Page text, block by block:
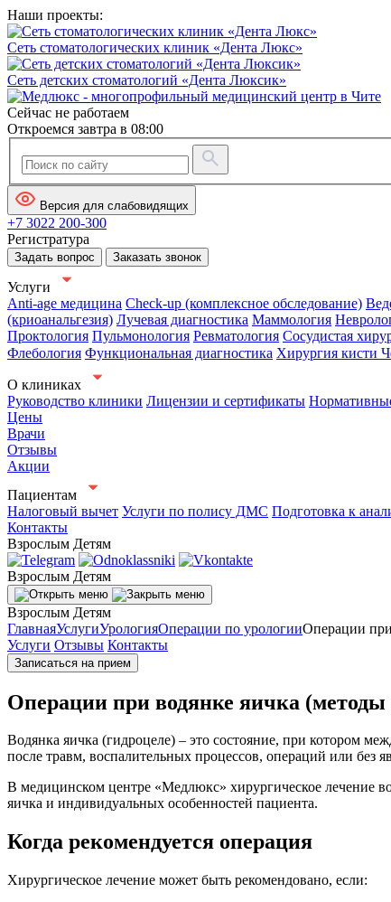
Наши проекты:
Сеть стоматологических клиник «Дента Люкс»
Сеть детских стоматологий «Дента Люксик»
Сейчас не работаем
Откроемся завтра в 08:00
Версия для слабовидящих
+7 3022 200-300
Регистратура
Задать вопрос Заказать звонок
Услуги
Anti-age медицина Check-up (комплексное обследование)
(криоанальгезия) Лучевая диагностика Маммология
Проктология Пульмонология Ревматология Сосудистая
Флебология Функциональная диагностика Хирургия кисти
О клиниках
Руководство клиники Лицензии и сертификаты
Цены
Врачи
Отзывы
Акции
Пациентам
Налоговый вычет Услуги по полису ДМС Подготовка к
Контакты
Взрослым Детям
Взрослым Детям
Взрослым Детям
ГлавнаяУслугиУрологияОперации по урологииОперации
Услуги Отзывы Контакты
Записаться на прием
Операции при водянке яичка
Водянка яичка (гидроцеле) – это состояние, при котором
после травм, воспалительных процессов, операций или
В медицинском центре «Медлюкс» хирургическое лечение
яичка и индивидуальных особенностей пациента.
Когда рекомендуется операция
Хирургическое лечение может быть рекомендовано, если: